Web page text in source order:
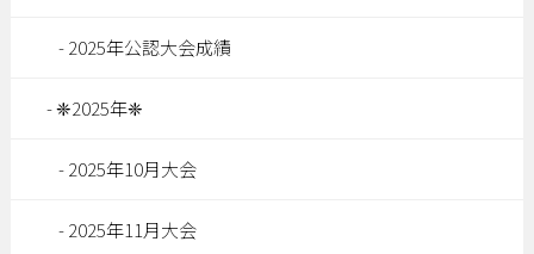
2025年公認大会成績
❈2025年❈
2025年10月大会
2025年11月大会